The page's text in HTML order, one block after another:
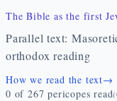
The Bible as the first
Parallel text:
orthodox reading
How we read the text→
0 of 267 pericopes read(